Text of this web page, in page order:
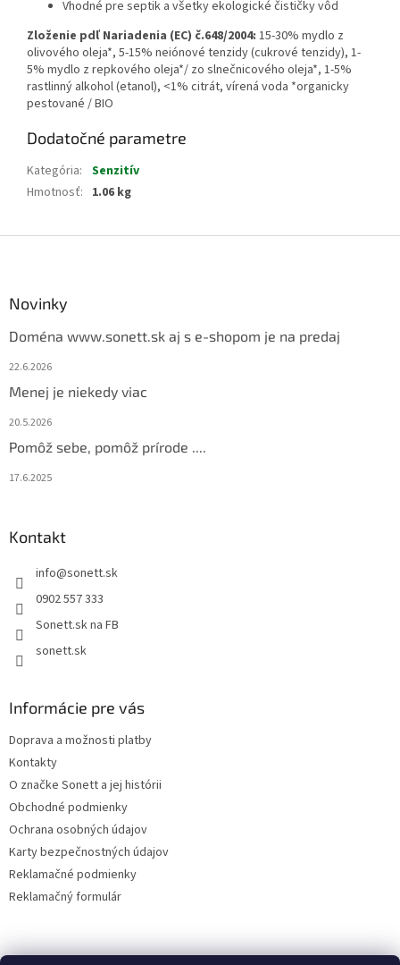
Vhodné pre septik a všetky ekologické čističky vôd
Zloženie pdľ Nariadenia (EC) č.648/2004: 15-30% mydlo z
olivového oleja*, 5-15% neiónové tenzidy (cukrové tenzidy), 1-
5% mydlo z repkového oleja*/ zo slnečnicového oleja*, 1-5%
rastlinný alkohol (etanol), <1% citrát, vírená voda *organicky
pestované / BIO
Dodatočné parametre
Kategória: Senzitív
Hmotnosť: 1.06 kg
Novinky
Doména www.sonett.sk aj s e-shopom je na predaj
22.6.2026
Menej je niekedy viac
20.5.2026
Pomôž sebe, pomôž prírode ....
17.6.2025
Kontakt
info@sonett.sk
0902 557 333
Sonett.sk na FB
sonett.sk
Informácie pre vás
Doprava a možnosti platby
Kontakty
O značke Sonett a jej histórii
Obchodné podmienky
Ochrana osobných údajov
Karty bezpečnostných údajov
Reklamačné podmienky
Reklamačný formulár